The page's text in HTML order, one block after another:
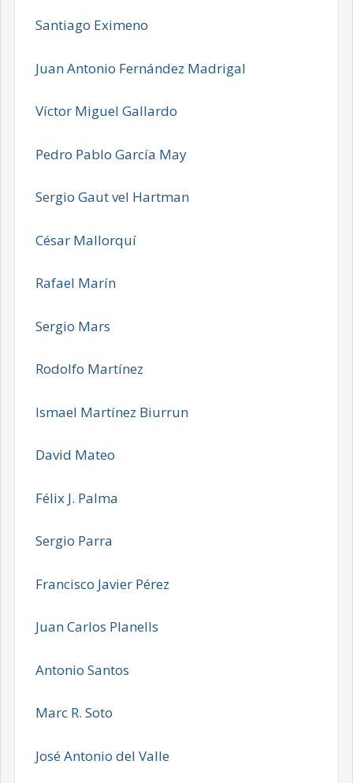
Santiago Eximeno
Juan Antonio Fernández Madrigal
Víctor Miguel Gallardo
Pedro Pablo García May
Sergio Gaut vel Hartman
César Mallorquí
Rafael Marín
Sergio Mars
Rodolfo Martínez
Ismael Martínez Biurrun
David Mateo
Félix J. Palma
Sergio Parra
Francisco Javier Pérez
Juan Carlos Planells
Antonio Santos
Marc R. Soto
José Antonio del Valle